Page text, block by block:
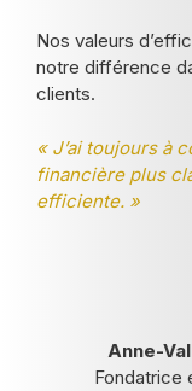
Nos valeurs
notre différence
clients.
« J’ai toujours à
financière plus
efficiente. »
Anne-
Fondatrice